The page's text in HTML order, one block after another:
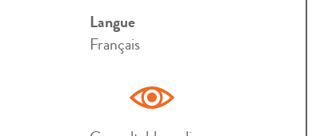
Langue
Français